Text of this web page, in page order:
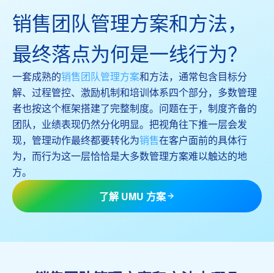
销售团队管理方案和方法，
最终落点为何是一线行为？
一套成熟的销售团队管理方案和方法，通常包含目标分
解、过程管控、激励机制和培训体系四个部分，多数管理
者也按这个框架搭建了完整制度。问题在于，制度齐备的
团队，业绩表现仍然分化明显。把视角往下推一层会发
现，管理动作最终都要转化为销售在客户面前的具体行
为，而行为这一层恰恰是大多数管理方案难以触达的地
方。
了解 UMU 方案